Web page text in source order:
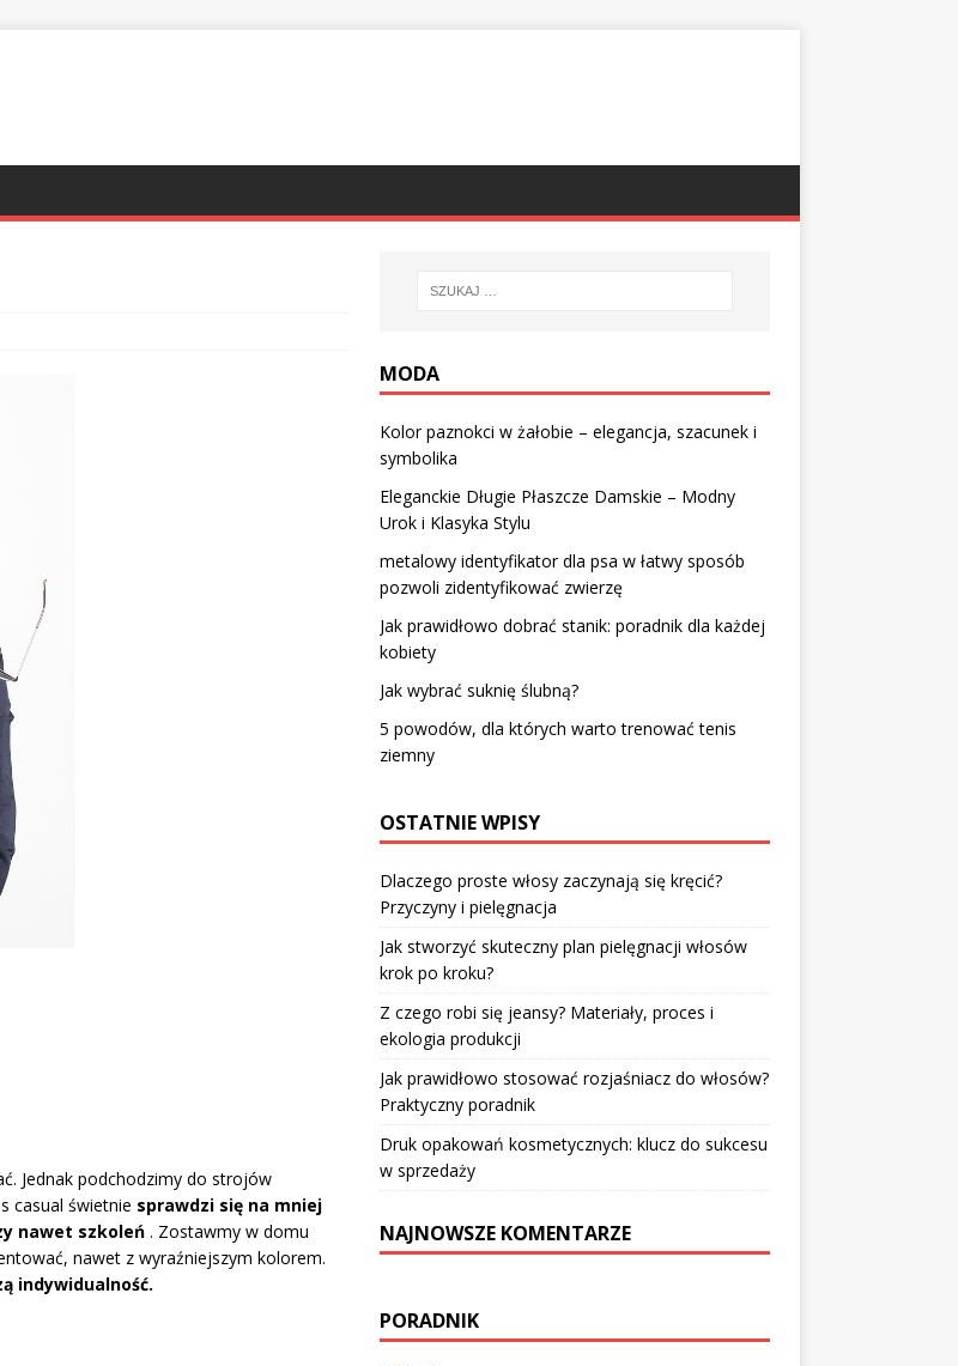
Jednak podchodzimy do strojów
casual świetnie sprawdzi się na mniej
nawet szkoleń . Zostawmy w domu
nawet z wyraźniejszym kolorem.
indywidualność.
MODA
Kolor paznokci w żałobie – elegancja, szacunek i
symbolika
Eleganckie Długie Płaszcze Damskie – Modny
Urok i Klasyka Stylu
metalowy identyfikator dla psa w łatwy sposób
pozwoli zidentyfikować zwierzę
Jak prawidłowo dobrać stanik: poradnik dla każdej
kobiety
Jak wybrać suknię ślubną?
5 powodów, dla których warto trenować tenis
ziemny
OSTATNIE WPISY
Dlaczego proste włosy zaczynają się kręcić?
Przyczyny i pielęgnacja
Jak stworzyć skuteczny plan pielęgnacji włosów
krok po kroku?
Z czego robi się jeansy? Materiały, proces i
ekologia produkcji
Jak prawidłowo stosować rozjaśniacz do włosów?
Praktyczny poradnik
Druk opakowań kosmetycznych: klucz do sukcesu
w sprzedaży
NAJNOWSZE KOMENTARZE
PORADNIK